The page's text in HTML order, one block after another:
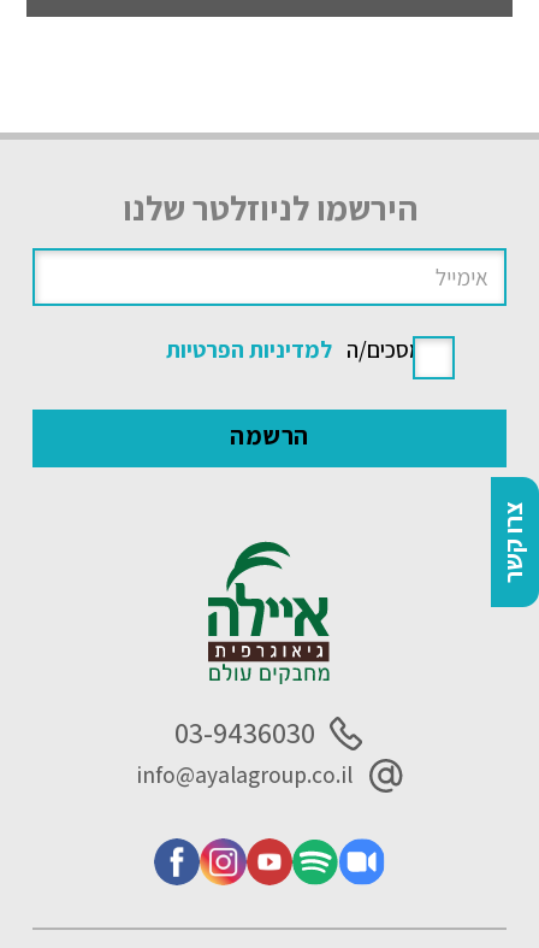
צרו קשר
הירשמו לניוזלטר שלנו
אני מסכים/ה למדיניות הפרטיות
03-9436030
info@ayalagroup.co.il